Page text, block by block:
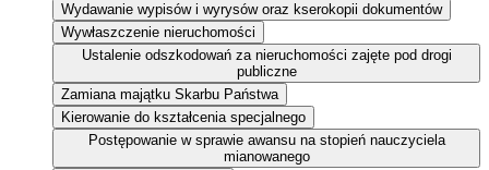
Wydawanie wypisów i wyrysów oraz kserokopii dokumentów
Wywłaszczenie nieruchomości
Ustalenie odszkodowań za nieruchomości zajęte pod drogi
publiczne
Zamiana majątku Skarbu Państwa
Kierowanie do kształcenia specjalnego
Postępowanie w sprawie awansu na stopień nauczyciela
mianowanego